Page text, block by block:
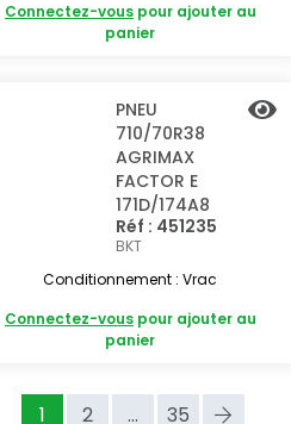
Connectez-vouspour ajouter au
panier
PNEU
710/70R38
AGRIMAX
FACTOR E
171D/174A8
Réf : 451235
BKT
Conditionnement : Vrac
Connectez-vouspour ajouter au
panier
1 2 ... 35